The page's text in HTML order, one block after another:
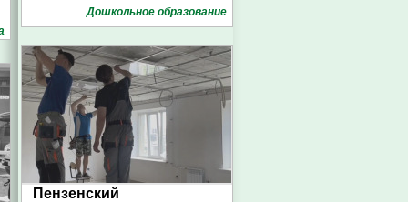
Дошкольное образование
Пензенский